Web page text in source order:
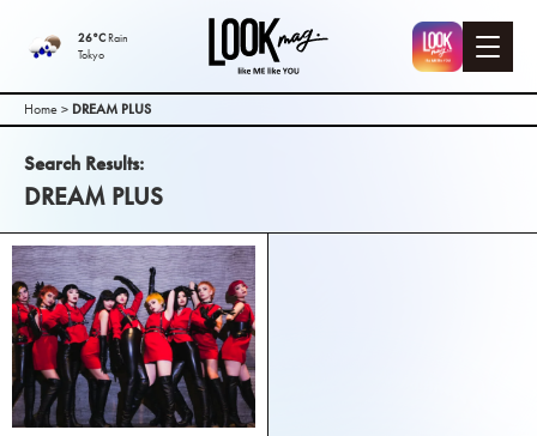
LOOK mag. |
PEEK-A-BOO
Web
Magazine（
ピークアブ
ーウェブマ
ガジン ）
26°CRain
Tokyo
Home > DREAM PLUS
Search Results:
DREAM PLUS